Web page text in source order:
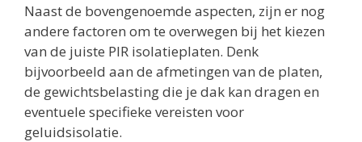
Naast de bovengenoemde aspecten, zijn er nog
andere factoren om te overwegen bij het kiezen
van de juiste PIR isolatieplaten. Denk
bijvoorbeeld aan de afmetingen van de platen,
de gewichtsbelasting die je dak kan dragen en
eventuele specifieke vereisten voor
geluidsisolatie.